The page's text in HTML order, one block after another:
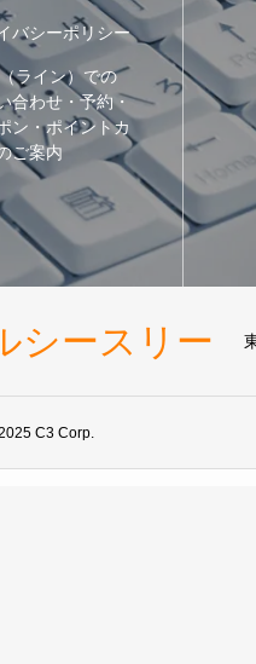
バシーポリシー
ライン）での
合わせ・予約・
ン・ポイントカ
ご案内
シースリー
C3 Corp.